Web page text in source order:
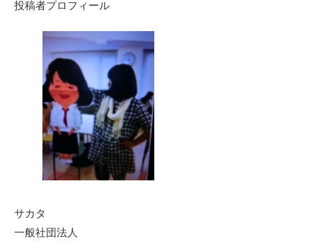
投稿者プロフィール
サカタ
一般社団法人